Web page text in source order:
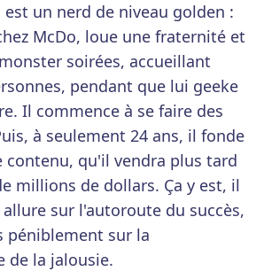
un nerd de niveau golden :
McDo, loue une fraternité et
soirées, accueillant
pendant que lui geeke
Il commence à se faire des
à seulement 24 ans, il fonde
contenu, qu'il vendra plus tard
millions de dollars. Ça y est, il
allure sur l'autoroute du succès,
péniblement sur la
de la jalousie.